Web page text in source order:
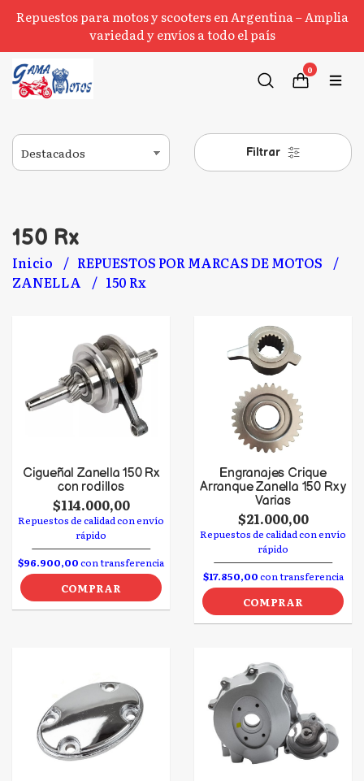
Repuestos para motos y scooters en Argentina – Amplia
variedad y envíos a todo el país
0
Filtrar
150 Rx
Inicio
REPUESTOS POR MARCAS DE MOTOS
ZANELLA
150 Rx
Cigueñal Zanella 150 Rx
con rodillos
$114.000,00
Repuestos de calidad con envío
rápido
$96.900,00con transferencia
COMPRAR
Engranajes Crique
Arranque Zanella 150 Rx y
Varias
$21.000,00
Repuestos de calidad con envío
rápido
$17.850,00con transferencia
COMPRAR